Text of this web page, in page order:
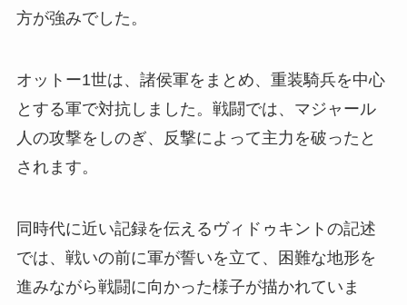
方が強みでした。
オットー1世は、諸侯軍をまとめ、重装騎兵を中心
とする軍で対抗しました。戦闘では、マジャール
人の攻撃をしのぎ、反撃によって主力を破ったと
されます。
同時代に近い記録を伝えるヴィドゥキントの記述
では、戦いの前に軍が誓いを立て、困難な地形を
進みながら戦闘に向かった様子が描かれていま